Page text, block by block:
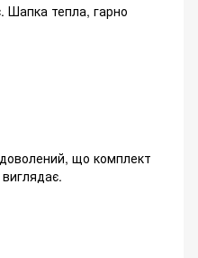
Шапка тепла, гарно
що комплект